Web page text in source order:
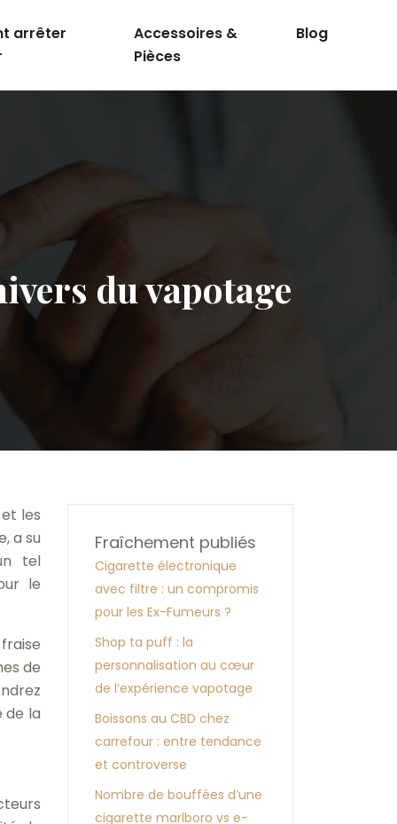
arrêter
Accessoires &
Pièces
Blog
du vapotage
les
a su
tel
le
de
de la
Fraîchement publiés
Cigarette électronique
avec filtre : un compromis
pour les Ex-Fumeurs ?
Shop ta puff : la
personnalisation au cœur
de l’expérience vapotage
Boissons au CBD chez
carrefour : entre tendance
et controverse
Nombre de bouffées d’une
cigarette marlboro vs e-